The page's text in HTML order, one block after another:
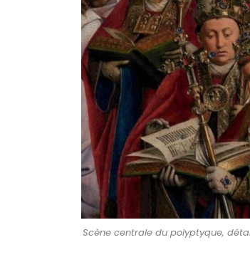
Scène centrale du polyptyque,